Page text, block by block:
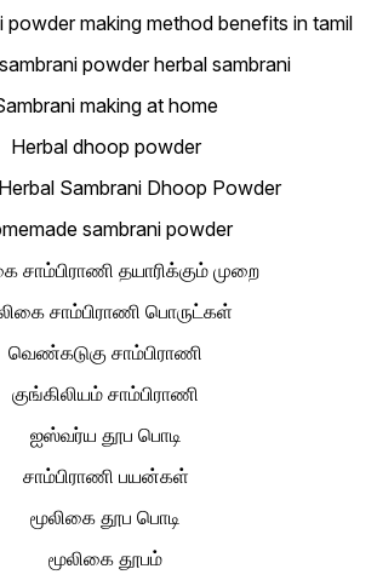
powder making method benefits in tamil
powder herbal sambrani
making at home
Herbal dhoop powder
Sambrani Dhoop Powder
sambrani powder
சாம்பிராணி தயாரிக்கும் முறை
சாம்பிராணி பொருட்கள்
வெண்கடுகு சாம்பிராணி
குங்கிலியம் சாம்பிராணி
ஐஸ்வர்ய தூப பொடி
சாம்பிராணி பயன்கள்
மூலிகை தூப பொடி
மூலிகை தூபம்